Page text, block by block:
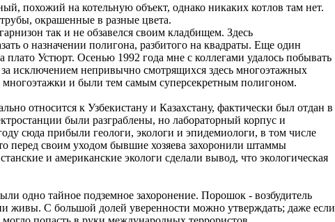
похожий на котельную объект, однако никаких котлов там нет.
окрашенные в разные цвета.
так и не обзавелся своим кладбищем. Здесь
о назначении полигона, разбитого на квадраты. Еще один
Устюрт. Осенью 1992 года мне с коллегами удалось побывать
исключением непривычно смотрящихся здесь многоэтажных
и были тем самым суперсекретным полигоном.
относится к Узбекистану и Казахстану, фактически был отдан в
были разграблены, но лабораторный корпус и
сюда прибыли геологи, экологи и эпидемиологи, в том числе
перед своим уходом бывшие хозяева захоронили штаммы
и американские экологи сделали вывод, что экологическая
одно тайное подземное захоронение. Порошок - возбудитель
живы. С большой долей уверенности можно утверждать; даже если